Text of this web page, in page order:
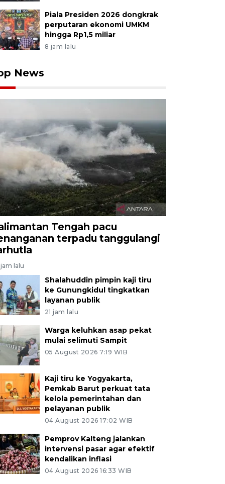
Piala Presiden 2026 dongkrak
perputaran ekonomi UMKM
hingga Rp1,5 miliar
8 jam lalu
News
Tengah pacu
terpadu tanggulangi
lalu
Shalahuddin pimpin kaji tiru
ke Gunungkidul tingkatkan
layanan publik
21 jam lalu
Warga keluhkan asap pekat
mulai selimuti Sampit
05 August 2026 7:19 WIB
Kaji tiru ke Yogyakarta,
Pemkab Barut perkuat tata
kelola pemerintahan dan
pelayanan publik
04 August 2026 17:02 WIB
Pemprov Kalteng jalankan
intervensi pasar agar efektif
kendalikan inflasi
04 August 2026 16:33 WIB